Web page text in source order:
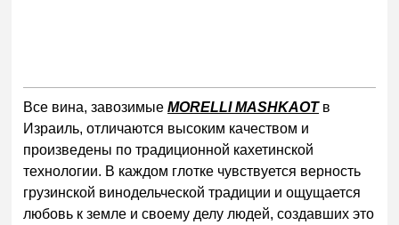
Все вина, завозимыеMORELLI MASHKAOTв
Израиль, отличаются высоким качеством и
произведены по традиционной кахетинской
технологии. В каждом глотке чувствуется верность
грузинской винодельческой традиции и ощущается
любовь к земле и своему делу людей, создавших это